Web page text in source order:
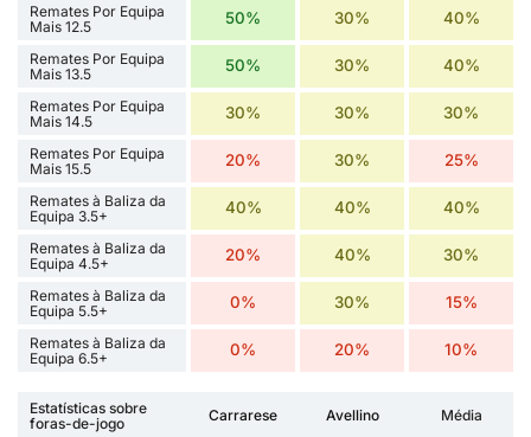
Remates Por Equipa
Mais 12.5
50% 30% 40%
Remates Por Equipa
Mais 13.5
50% 30% 40%
Remates Por Equipa
Mais 14.5
30% 30% 30%
Remates Por Equipa
Mais 15.5
20% 30% 25%
Remates à Baliza da
Equipa 3.5+
40% 40% 40%
Remates à Baliza da
Equipa 4.5+
20% 40% 30%
Remates à Baliza da
Equipa 5.5+
0% 30% 15%
Remates à Baliza da
Equipa 6.5+
0% 20% 10%
Estatísticas sobre
foras-de-jogo
Carrarese Avellino Média